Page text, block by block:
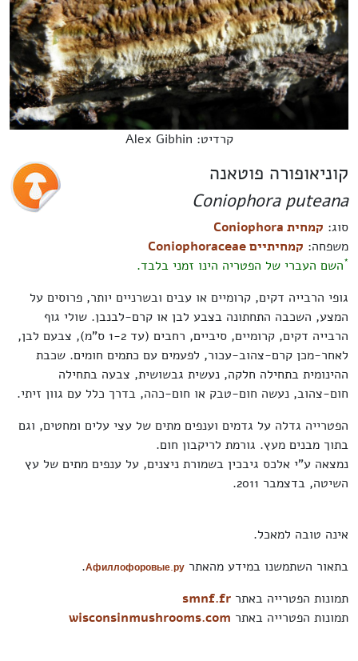
קרדיט: Alex Gibhin
קוניאופורה פוטאנה
Coniophora puteana
סוג:קמחית Coniophora
משפחה:קמחיתיים Coniophoraceae
השם העברי של הפטריה הינו זמני בלבד.
גופי הרבייה דקים, קרומיים או עבים ובשרניים יותר, פרוסים על
המצע, השכבה התחתונה בצבע לבן או קרם-לבנבן. שולי גוף
הרבייה דקים, קרומיים, סיביים, רחבים (עד 1-2 ס"מ), צבעם לבן,
לאחר-מכן קרם-צהוב-עכור, לפעמים עם כתמים חומים. שכבת
ההינומית בתחילה חלקה, נעשית גבשושית, צבעה בתחילה
חום-צהוב, נעשה חום-טבק או חום-כהה, בדרך כלל עם גוון זיתי.
הפטרייה גדלה על גדמים וענפים מתים של עצי עלים ומחטים, וגם
בתוך מבנים מעץ. גורמת לריקבון חום.
נמצאה ע"י אלכס גיבכין בשמורת ניצנים, על ענפים מתים של עץ
השיטה, בדצמבר 2011.
אינה טובה למאכל.
בתאור השתמשנו במידע מהאתרАфиллофоровые.ру
.
תמונות הפטרייה באתרsmnf.fr
תמונות הפטרייה באתרwisconsinmushrooms.com